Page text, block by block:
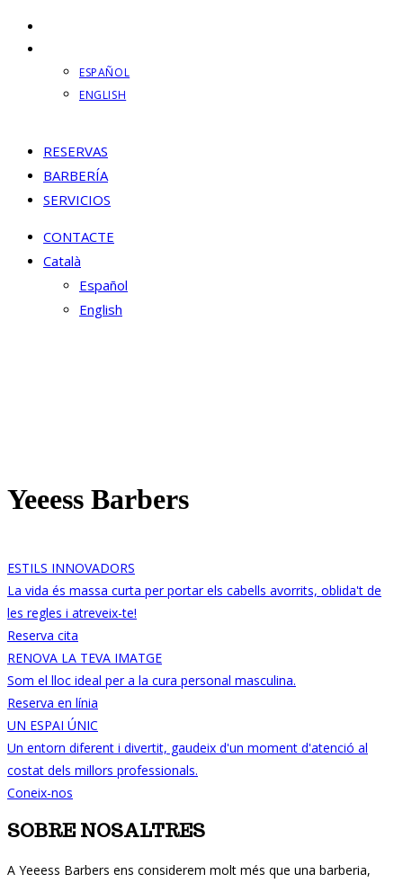
ESPAÑOL
ENGLISH
RESERVAS
BARBERÍA
SERVICIOS
CONTACTE
Català
Español
English
Yeeess Barbers
ESTILS INNOVADORS
La vida és massa curta per portar els cabells avorrits, oblida't de
les regles i atreveix-te!
Reserva cita
RENOVA LA TEVA IMATGE
Som el lloc ideal per a la cura personal masculina.
Reserva en línia
UN ESPAI ÚNIC
Un entorn diferent i divertit, gaudeix d'un moment d'atenció al
costat dels millors professionals.
Coneix-nos
SOBRE NOSALTRES
A Yeeess Barbers ens considerem molt més que una barberia,